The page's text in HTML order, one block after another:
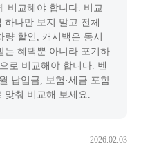
비교해야 합니다. 비교
나만 보지 말고 전체
할인, 캐시백은 동시
는 혜택뿐 아니라 포기하
로 비교해야 합니다. 벤
납입금, 보험·세금 포함
맞춰 비교해 보세요.
2026.02.03